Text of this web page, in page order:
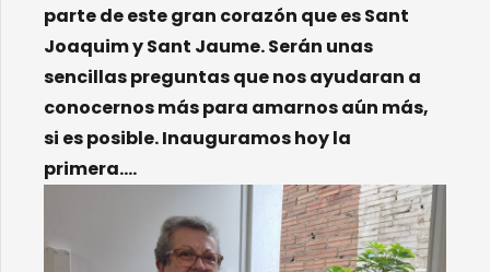
parte de este gran corazón que es Sant
JoaquimySant Jaume.Serán unas
sencillas preguntas que nos ayudaran a
conocernos más para amarnos aún más,
si esposible. Inauguramos hoy la
primera….